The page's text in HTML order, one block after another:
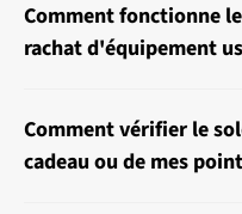
Comment fonctionne
rachat d'équipement
Comment vérifier le
cadeau ou de mes